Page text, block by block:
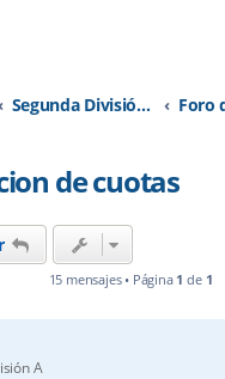
Segunda División A - Temporada 2026-2027
de cuotas
15 mensajes • Página 1 de 1
A